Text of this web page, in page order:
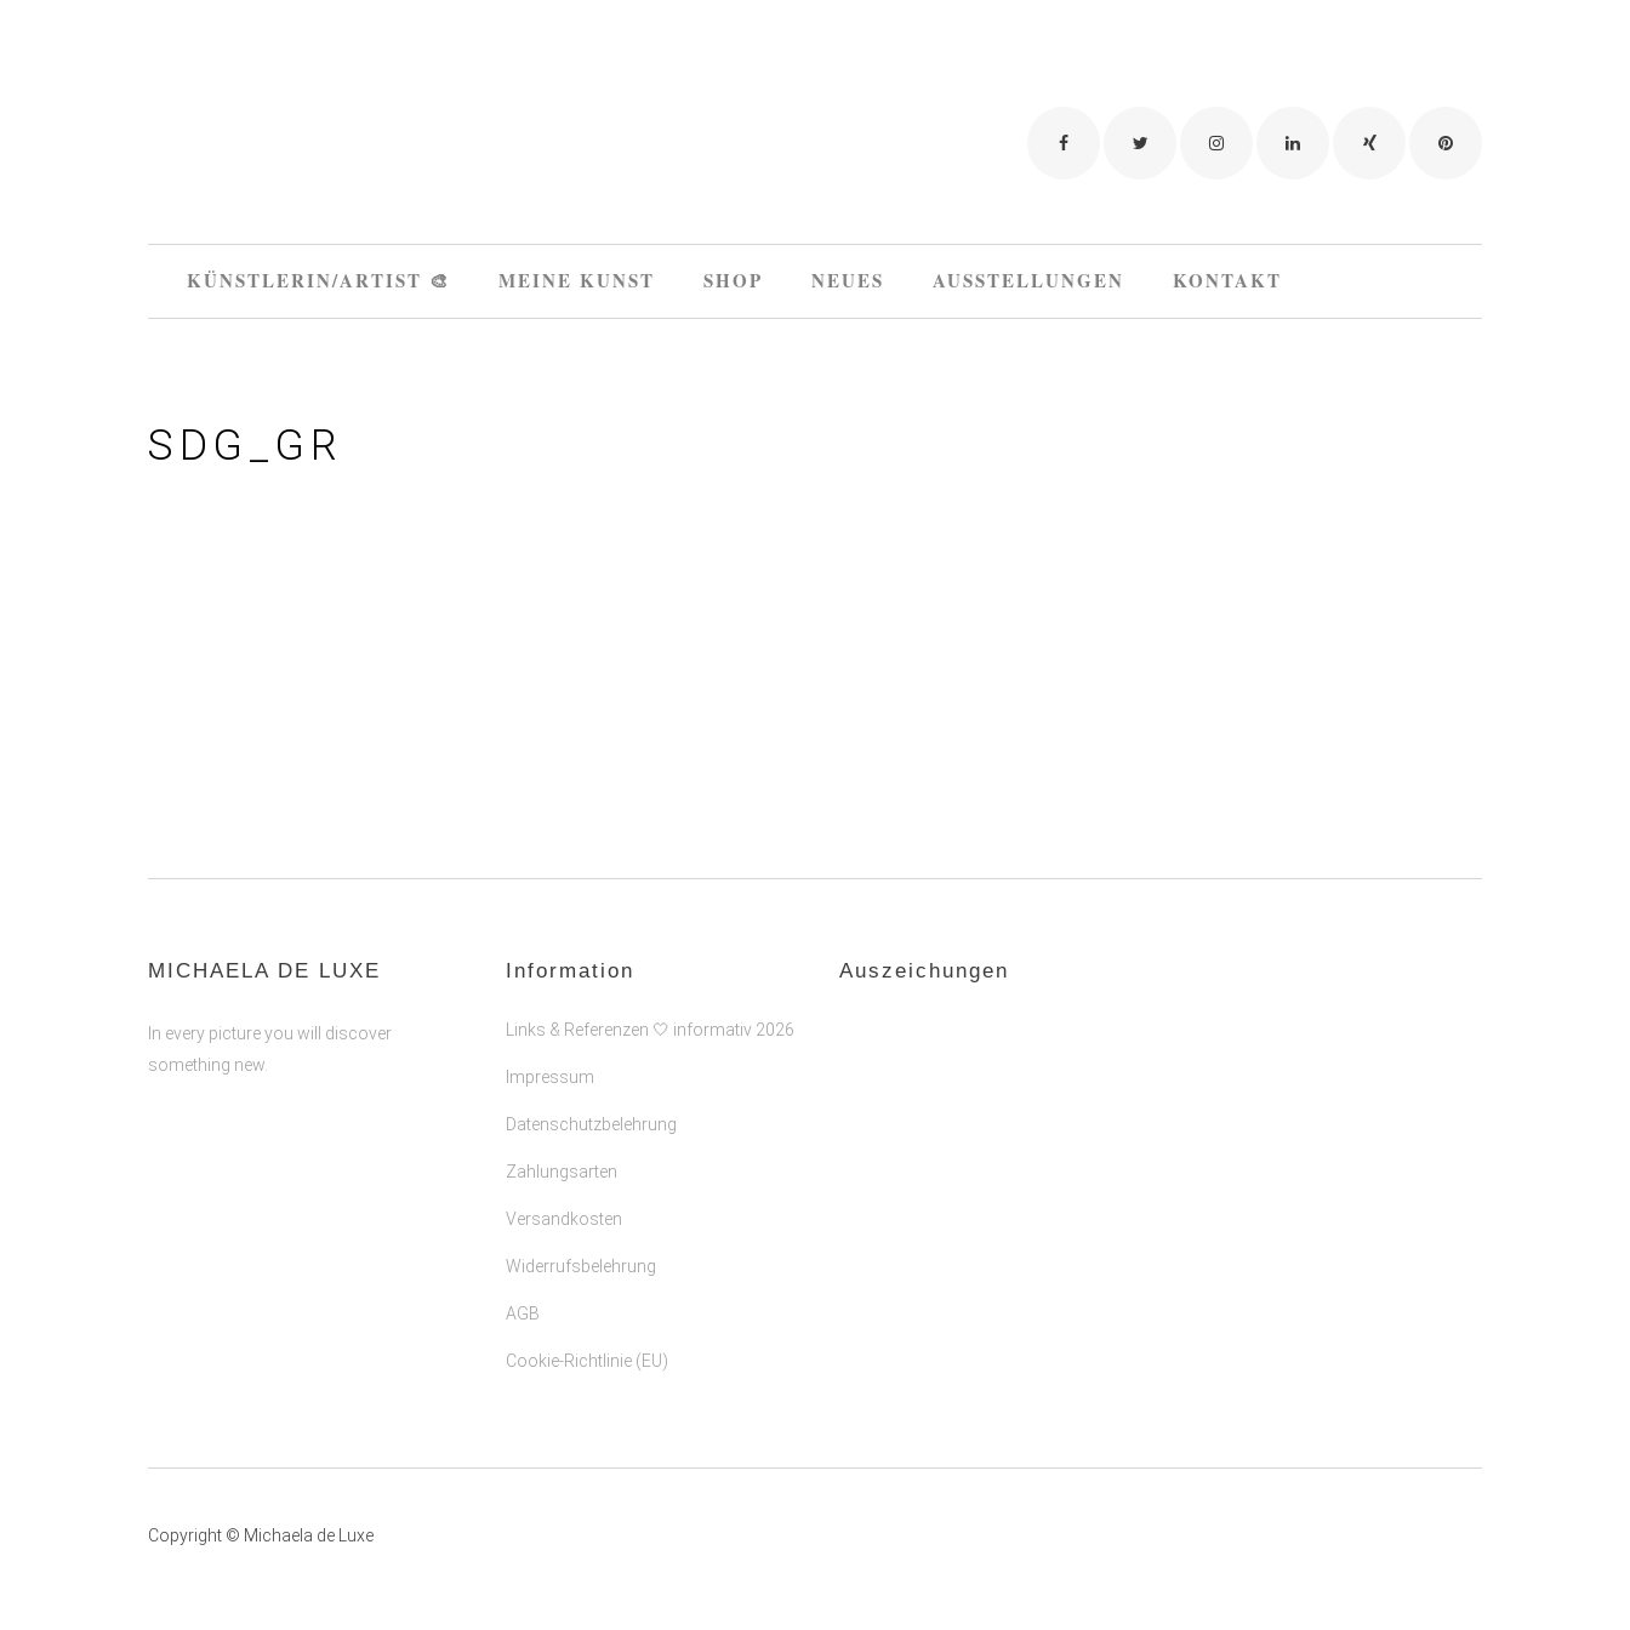
KÜNSTLERIN/ARTIST 🎨 MEINE KUNST SHOP NEUES AUSSTELLUNGEN KONTAKT
SDG_GR
MICHAELA DE LUXE
In every picture you will discover
something new.
Information
Links & Referenzen 🤍 informativ 2026
Impressum
Datenschutzbelehrung
Zahlungsarten
Versandkosten
Widerrufsbelehrung
AGB
Cookie-Richtlinie (EU)
Auszeichungen
Copyright © Michaela de Luxe